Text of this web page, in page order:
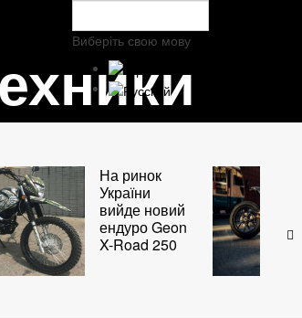
Виберіть свою мову
На ринок
України
вийде новий
ендуро Geon
X-Road 250